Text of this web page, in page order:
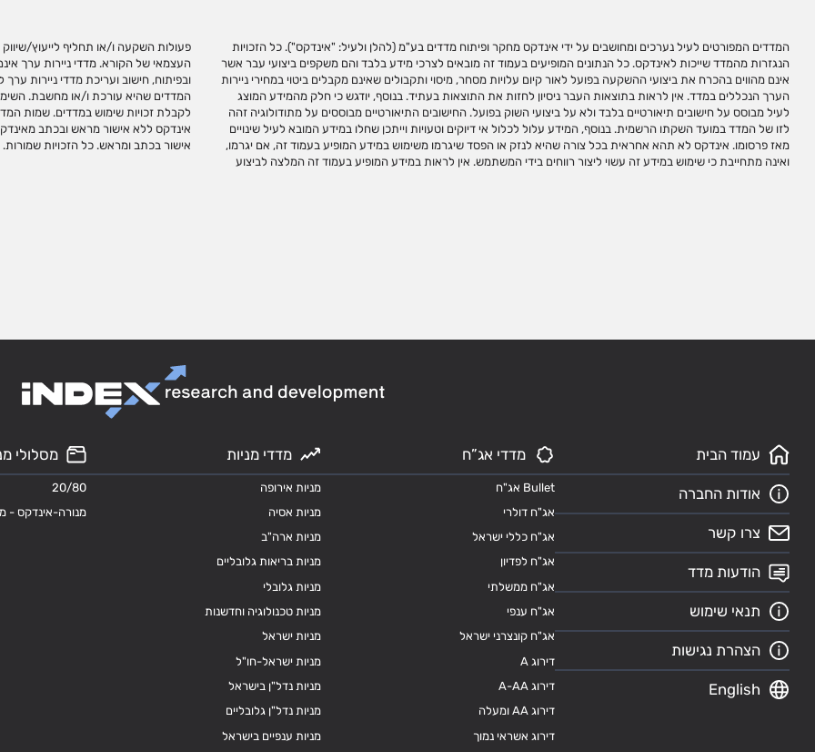
המדדים המפורטים לעיל נערכים ומחושבים על ידי אינדקס מחקר ופיתוח מדדים בע"מ (להלן ולעיל: "אינדקס"). כל הזכויות
הנגזרות מהמדד שייכות לאינדקס. כל הנתונים המופיעים בעמוד זה מובאים לצרכי מידע בלבד והם משקפים ביצועי עבר אשר
אינם מהווים בהכרח את ביצועי ההשקעה בפועל לאור קיום עלויות מסחר, מיסוי ותקבולים שאינם מקבלים ביטוי במחירי ניירות
הערך הנכללים במדד. אין לראות בתוצאות העבר ניסיון לחזות את התוצאות בעתיד. בנוסף, יודגש כי חלק מהמידע המוצג
לעיל מבוסס על חישובים תיאורטיים בלבד ולא על ביצועי השוק בפועל. החישובים התיאורטיים מבוססים על מתודולוגיה זהה
לזו של המדד במועד השקתו הרשמית. בנוסף, המידע עלול לכלול אי דיוקים וטעויות וייתכן שחלו במידע המובא לעיל שינויים
מאז פרסומו. אינדקס לא תהא אחראית בכל צורה שהיא לנזק או הפסד שיגרמו משימוש במידע המופיע בעמוד זה, אם יגרמו,
ואינה מתחייבת כי שימוש במידע זה עשוי ליצור רווחים בידי המשתמש. אין לראות במידע המופיע בעמוד זה המלצה לביצוע
פעולות השקעה ו/או תחליף לייעוץ/שיווק השקעות האמור להינתן באופן פרטני על פי צרכי המשקיע ו/או תחליף לשיקול דעתו
העצמאי של הקורא. מדדי ניירות ערך אינם מהווים מכשירי השקעה ולא ניתן להשקיע בהם באופן ישיר. אינדקס עוסקת בניתוח
ובפיתוח, חישוב ועריכת מדדי ניירות ערך למגוון צרכי השקעה ואינה מנהלת, מאשרת, משווקת או מקדמת מכשירי השקעה על
המדדים שהיא עורכת ו/או מחשבת. השימוש במדדי אינדקס לצורך יצירת מכשירי השקעה מחייב התקשרות עם אינדקס
לקבלת זכויות שימוש במדדים. שמות המדדים הינם סימנים מסחריים של אינדקס. אין לבצע כל שימוש בסימנים המסחריים של
אינדקס ללא אישור מראש ובכתב מאינדקס. אין להעתיק, לשכפל, לצטט ו/או לפרסם עמוד זה, או כל חלק ממנו ללא קבלת
אישור בכתב ומראש. כל הזכויות שמורות.
עמוד הבית
אודות החברה
צרו קשר
הודעות מדד
תנאי שימוש
הצהרת נגישות
English
מדדי אג”ח
Bullet אג"ח
אג"ח דולרי
אג"ח כללי ישראל
אג"ח לפדיון
אג"ח ממשלתי
אג"ח ענפי
אג"ח קונצרני ישראל
דירוג A
דירוג A-AA
דירוג AA ומעלה
דירוג אשראי נמוך
מדדי מניות
מניות אירופה
מניות אסיה
מניות ארה"ב
מניות בריאות גלובליים
מניות גלובלי
מניות טכנולוגיה וחדשנות
מניות ישראל
מניות ישראל-חו"ל
מניות נדל"ן בישראל
מניות נדל"ן גלובליים
מניות ענפיים בישראל
מסלולי
20/80
מנורה-אינדקס -